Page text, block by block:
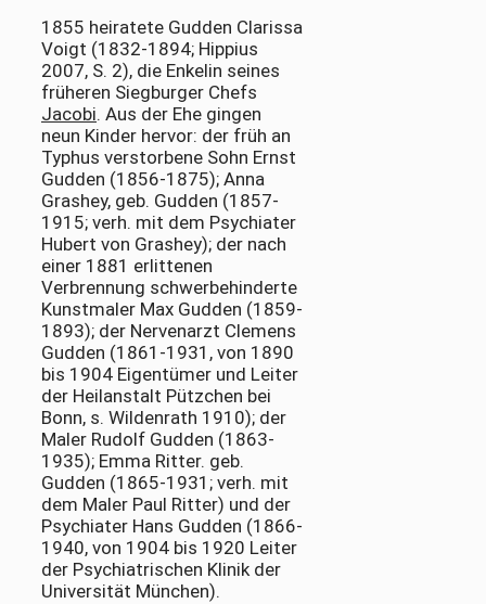
1855 heiratete Gudden Clarissa
Voigt (1832-1894; Hippius
2007, S. 2), die Enkelin seines
früheren Siegburger Chefs
Jacobi. Aus der Ehe gingen
neun Kinder hervor: der früh an
Typhus verstorbene Sohn Ernst
Gudden (1856-1875); Anna
Grashey, geb. Gudden (1857-
1915; verh. mit dem Psychiater
Hubert von Grashey); der nach
einer 1881 erlittenen
Verbrennung schwerbehinderte
Kunstmaler Max Gudden (1859-
1893); der Nervenarzt Clemens
Gudden (1861-1931, von 1890
bis 1904 Eigentümer und Leiter
der Heilanstalt Pützchen bei
Bonn, s. Wildenrath 1910); der
Maler Rudolf Gudden (1863-
1935); Emma Ritter. geb.
Gudden (1865-1931; verh. mit
dem Maler Paul Ritter) und der
Psychiater Hans Gudden (1866-
1940, von 1904 bis 1920 Leiter
der Psychiatrischen Klinik der
Universität München).